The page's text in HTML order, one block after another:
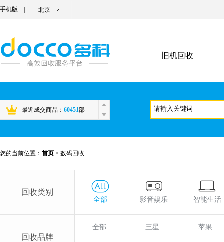
手机版 北京
旧机回收
最近成交商品： 60451部
您的当前位置： 首页 > 数码回收
回收类别
全部 影音娱乐 智能生活
回收品牌
全部 三星 苹果